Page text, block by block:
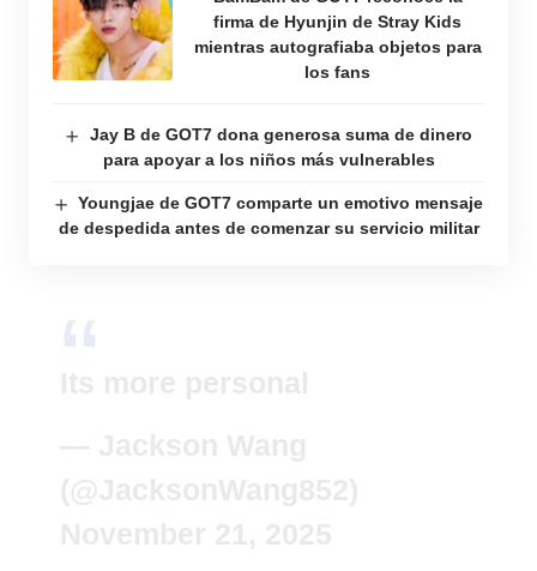
firma de Hyunjin de Stray Kids
mientras autografiaba objetos para
los fans
Jay B de GOT7 dona generosa suma de dinero
para apoyar a los niños más vulnerables
Youngjae de GOT7 comparte un emotivo mensaje
de despedida antes de comenzar su servicio militar